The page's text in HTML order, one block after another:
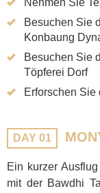
Nehmen Sie
Besuchen Sie
Konbaung
Besuchen Sie
Töpferei Dorf
Erforschen Sie
DAY 01
Ein kurzer
mit der Bawdhi